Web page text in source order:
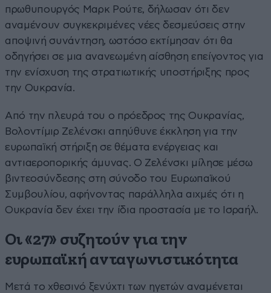
πρωθυπουργός Μαρκ Ρούτε, δήλωσαν ότι δεν
αναμένουν συγκεκριμένες νέες δεσμεύσεις στην
αποψινή συνάντηση, ωστόσο εκτίμησαν ότι θα
οδηγήσει σε μια ανανεωμένη αίσθηση επείγοντος για
την ενίσχυση της στρατιωτικής υποστήριξης προς
την Ουκρανία.
Από την πλευρά του ο πρόεδρος της Ουκρανίας,
Βολοντίμιρ Ζελένσκι απηύθυνε έκκληση για την
ευρωπαϊκή στήριξη σε θέματα ενέργειας και
αντιαεροπορικής άμυνας. Ο Ζελένσκι μίλησε μέσω
βιντεοσύνδεσης στη σύνοδο του Ευρωπαϊκού
Συμβουλίου, αφήνοντας παράλληλα αιχμές ότι η
Ουκρανία δεν έχει την ίδια προστασία με το Ισραήλ.
Οι «27» συζητούν για την
ευρωπαϊκή ανταγωνιστικότητα
Μετά το χθεσινό ξενύχτι των ηγετών αναμένεται